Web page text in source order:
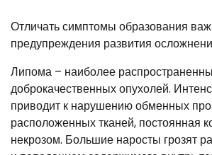
Отличать симптомы образования
предупреждения развития
Липома – наиболее
доброкачественных опухолей.
приводит к нарушению обменных
расположенных тканей, постоянная
некрозом. Большие наросты грозят